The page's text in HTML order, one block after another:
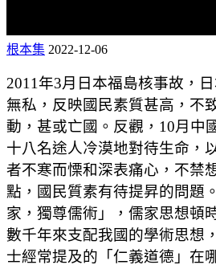
根本集 2022-12-06
2011年3月日本福島核事故，
無私，反映國民素質甚高，不
動，甚或亡國。反觀，10月中
十八名途人冷漠地對待生命，
者不寒而慄和深表痛心，不禁
點，國民質素有待提昇的問題
家，獨尊儒術」，儒家思想頓
數千年來支配我國的學術思想
士經常提及的「仁義道德」在